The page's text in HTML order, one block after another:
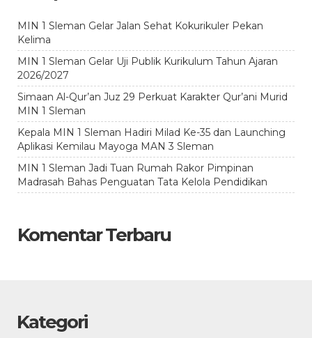
MIN 1 Sleman Gelar Jalan Sehat Kokurikuler Pekan
Kelima
MIN 1 Sleman Gelar Uji Publik Kurikulum Tahun Ajaran
2026/2027
Simaan Al-Qur’an Juz 29 Perkuat Karakter Qur’ani Murid
MIN 1 Sleman
Kepala MIN 1 Sleman Hadiri Milad Ke-35 dan Launching
Aplikasi Kemilau Mayoga MAN 3 Sleman
MIN 1 Sleman Jadi Tuan Rumah Rakor Pimpinan
Madrasah Bahas Penguatan Tata Kelola Pendidikan
Komentar Terbaru
Kategori